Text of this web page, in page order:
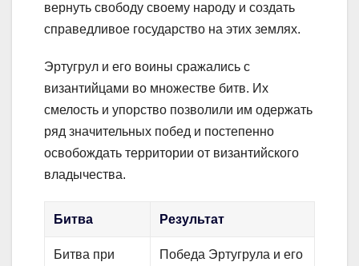
вернуть свободу своему народу и создать
справедливое государство на этих землях.
Эртугрул и его воины сражались с
византийцами во множестве битв. Их
смелость и упорство позволили им одержать
ряд значительных побед и постепенно
освобождать территории от византийского
владычества.
Битва Результат
Битва при
Победа Эртугрула и его